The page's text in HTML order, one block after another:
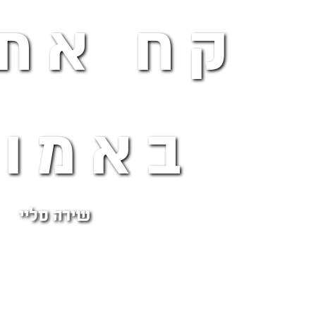
קח
שירה סליי